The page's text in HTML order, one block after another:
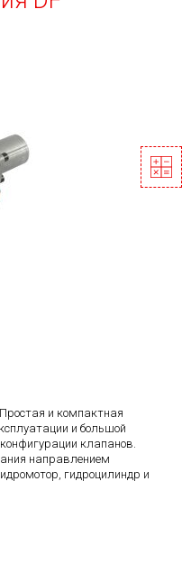
и компактная
и большой
клапанов.
направлением
гидроцилиндр и